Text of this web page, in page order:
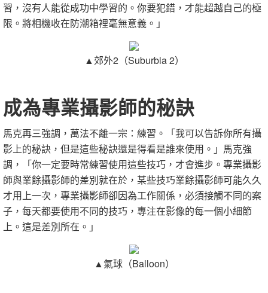
習，沒有人能從成功中學習的。你要犯錯，才能超越自己的極
限。將相機收在防潮箱裡毫無意義。」
▲郊外2（Suburbia 2）
成為專業攝影師的秘訣
馬克再三強調，萬法不離一宗：練習。「我可以告訴你所有攝
影上的秘訣，但是這些秘訣還是得看是誰來使用。」馬克強
調，「你一定要時常練習使用這些技巧，才會進步。專業攝影
師與業餘攝影師的差別就在於，某些技巧業餘攝影師可能久久
才用上一次，專業攝影師卻因為工作關係，必須接觸不同的案
子，每天都要使用不同的技巧，專注在影像的每一個小細節
上。這是差別所在。」
▲氣球（Balloon）